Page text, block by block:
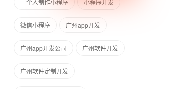
一个人制作小程序 小程序开发
微信小程序 广州app开发
广州app开发公司 广州软件开发
广州软件定制开发